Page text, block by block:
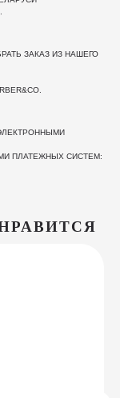
ЗАКАЗ ИЗ НАШЕГО
ПЛАТЕЖНЫХ СИСТЕМ: